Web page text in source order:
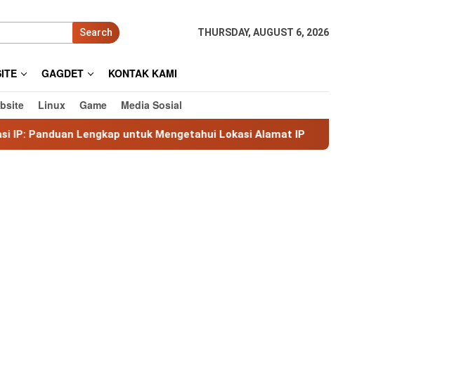
Search THURSDAY, AUGUST 6, 2026
GAGDET KONTAK KAMI
Linux Game Media Sosial
untuk Mengetahui Lokasi Alamat IP MaxMind GeoLite: Database Geolokasi